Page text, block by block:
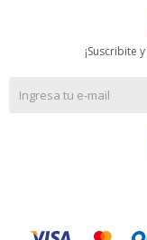
¡Suscribite